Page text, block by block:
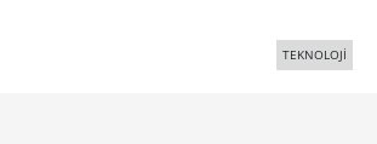
TEKNOLOJİ